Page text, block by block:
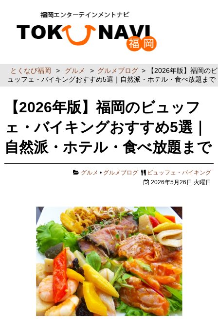
とくなび福岡 > グルメ > グルメブログ > 【2026年版】福岡のビ
ュッフェ・バイキングおすすめ5選｜自然派・ホテル・食べ放題まで
【2026年版】福岡のビュッフ
ェ・バイキングおすすめ5選｜
自然派・ホテル・食べ放題まで
グルメ • グルメブログ ビュッフェ・バイキング
2026年5月26日 火曜日